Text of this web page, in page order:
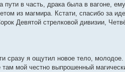
в часть, драка была в вагоне,
из магмира. Кстати, спасибо за
Девятой стрелковой дивизии,
сразу я ощутил новое тело,
мой честно выпрошенный